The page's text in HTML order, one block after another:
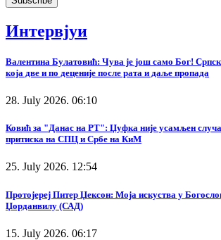
Интервјуи
Валентина Булатовић: Чува је још само Бог!
која две и по деценије после рата и даље пропада
28. July 2026. 06:10
Ковић за "Данас на РТ": Џуфка није усамљен
притиска на СПЦ и Србе на КиМ
25. July 2026. 12:54
Протојереј Питер Џексон: Моја искуства у
Џорданвилу (САД)
15. July 2026. 06:17